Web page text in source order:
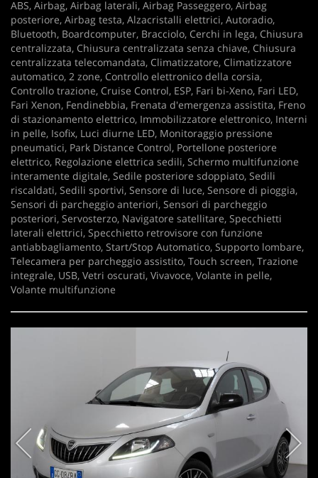
ABS, Airbag, Airbag laterali, Airbag Passeggero, Airbag
posteriore, Airbag testa, Alzacristalli elettrici, Autoradio,
Bluetooth, Boardcomputer, Bracciolo, Cerchi in lega, Chiusura
centralizzata, Chiusura centralizzata senza chiave, Chiusura
centralizzata telecomandata, Climatizzatore, Climatizzatore
automatico, 2 zone, Controllo elettronico della corsia,
Controllo trazione, Cruise Control, ESP, Fari bi-Xeno, Fari LED,
Fari Xenon, Fendinebbia, Frenata d'emergenza assistita, Freno
di stazionamento elettrico, Immobilizzatore elettronico, Interni
in pelle, Isofix, Luci diurne LED, Monitoraggio pressione
pneumatici, Park Distance Control, Portellone posteriore
elettrico, Regolazione elettrica sedili, Schermo multifunzione
interamente digitale, Sedile posteriore sdoppiato, Sedili
riscaldati, Sedili sportivi, Sensore di luce, Sensore di pioggia,
Sensori di parcheggio anteriori, Sensori di parcheggio
posteriori, Servosterzo, Navigatore satellitare, Specchietti
laterali elettrici, Specchietto retrovisore con funzione
antiabbagliamento, Start/Stop Automatico, Supporto lombare,
Telecamera per parcheggio assistito, Touch screen, Trazione
integrale, USB, Vetri oscurati, Vivavoce, Volante in pelle,
Volante multifunzione